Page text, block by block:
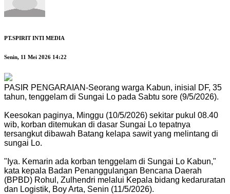
PT.SPIRIT INTI MEDIA
Senin, 11 Mei 2026 14:22
PASIR PENGARAIAN-Seorang warga Kabun, inisial DF, 35
tahun, tenggelam di Sungai Lo pada Sabtu sore (9/5/2026).
Keesokan paginya, Minggu (10/5/2026) sekitar pukul 08.40
wib, korban ditemukan di dasar Sungai Lo tepatnya
tersangkut dibawah Batang kelapa sawit yang melintang di
sungai Lo.
"Iya. Kemarin ada korban tenggelam di Sungai Lo Kabun,"
kata kepala Badan Penanggulangan Bencana Daerah
(BPBD) Rohul, Zulhendri melalui Kepala bidang kedaruratan
dan Logistik, Boy Arta, Senin (11/5/2026).